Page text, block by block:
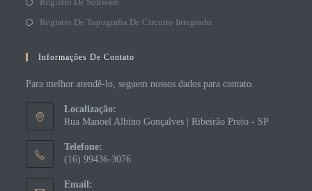
Registro De Topografia De Circuito Integrado
Informações De Contato
Para melhor atendê-lo, seguem nossos dados para contato.
Localização:
Rua Manoel Albino Gonçalves | Ribeirão Preto - SP
Telefone:
(16) 99436-3076
Email: